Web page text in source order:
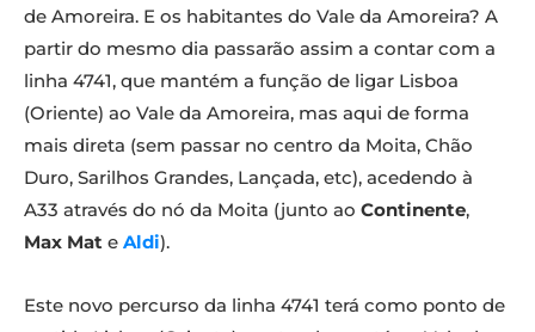
de Amoreira. E os habitantes do Vale da Amoreira? A
partir do mesmo dia passarão assim a contar com a
linha 4741, que mantém a função de ligar Lisboa
(Oriente) ao Vale da Amoreira, mas aqui de forma
mais direta (sem passar no centro da Moita, Chão
Duro, Sarilhos Grandes, Lançada, etc), acedendo à
A33 através do nó da Moita (junto ao Continente,
Max Mat e Aldi).
Este novo percurso da linha 4741 terá como ponto de